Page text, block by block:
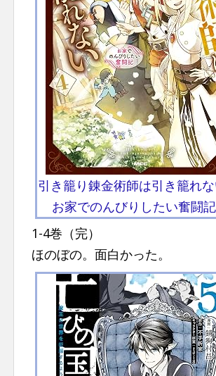
引き籠り錬金術師は引き籠れな
お家でのんびりしたい奮闘
1-4巻（完）
ほのぼの。面白かった。